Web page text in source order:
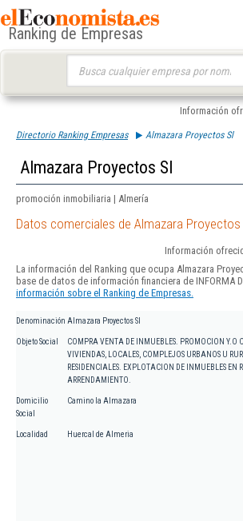
Ranking de Empresas
Información
Directorio Ranking Empresas Almazara Proyectos Sl
Almazara Proyectos Sl
promoción inmobiliaria | Almería
Datos comerciales de Almazara Proyectos
Información
La información del Ranking que ocupa Almazara
base de datos de información financiera de INFORMA
información sobre el Ranking de Empresas.
Denominación Almazara Proyectos Sl
Objeto Social
COMPRA VENTA DE INMUEBLES. PROMOCION Y.O
VIVIENDAS, LOCALES, COMPLEJOS URBANOS U
RESIDENCIALES. EXPLOTACION DE INMUEBLES EN
ARRENDAMIENTO.
Domicilio
Social
Camino la Almazara
Localidad Huercal de Almeria